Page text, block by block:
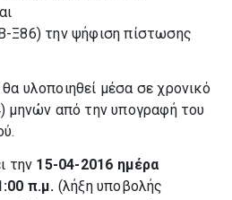
την ψήφιση πίστωσης
υλοποιηθεί μέσα σε χρονικό
μηνών από την υπογραφή του
την 15-04-2016 ημέρα
π.μ. (λήξη υποβολής